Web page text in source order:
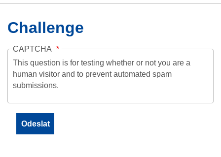
Challenge
CAPTCHA
This question is for testing whether or not you are a
human visitor and to prevent automated spam
submissions.